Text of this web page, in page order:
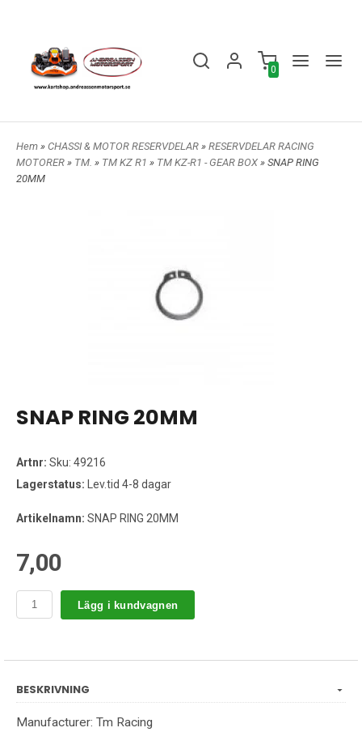
0
Hem » CHASSI & MOTOR RESERVDELAR » RESERVDELAR RACING
MOTORER » TM. » TM KZ R1 » TM KZ-R1 - GEAR BOX » SNAP RING
20MM
SNAP RING 20MM
Artnr: Sku: 49216
Lagerstatus: Lev.tid 4-8 dagar
Artikelnamn: SNAP RING 20MM
7,00
Lägg i kundvagnen
BESKRIVNING
Manufacturer: Tm Racing